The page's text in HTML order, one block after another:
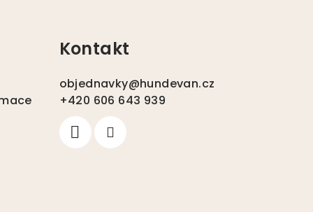
Kontakt
objednavky@hundevan.cz
+420 606 643 939